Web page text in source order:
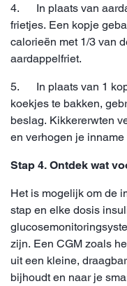
4. In plaats van
frietjes. Een kopje
calorieën met 1/3 van
aardappelfriet.
5. In plaats van 1
koekjes te bakken,
beslag. Kikkererwten
en verhogen je inname
Stap 4. Ontdek wat
Het is mogelijk om de
stap en elke dosis
zijn. Een CGM zoals
uit een kleine,
bijhoudt en naar je